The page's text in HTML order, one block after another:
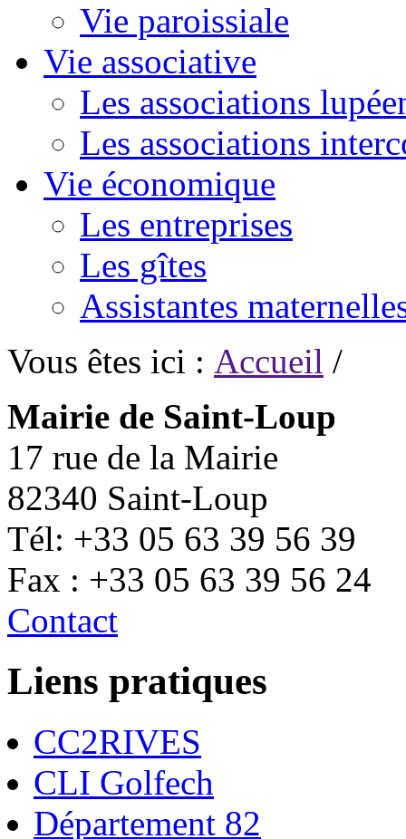
Vie paroissiale
Vie associative
Les associations
Les associations
Vie économique
Les entreprises
Les gîtes
Assistantes
Vous êtes ici : Accueil /
Mairie de Saint-Loup
17 rue de la Mairie
82340 Saint-Loup
Tél: +33 05 63 39 56 39
Fax : +33 05 63 39 56 24
Contact
Liens pratiques
CC2RIVES
CLI Golfech
Département 82